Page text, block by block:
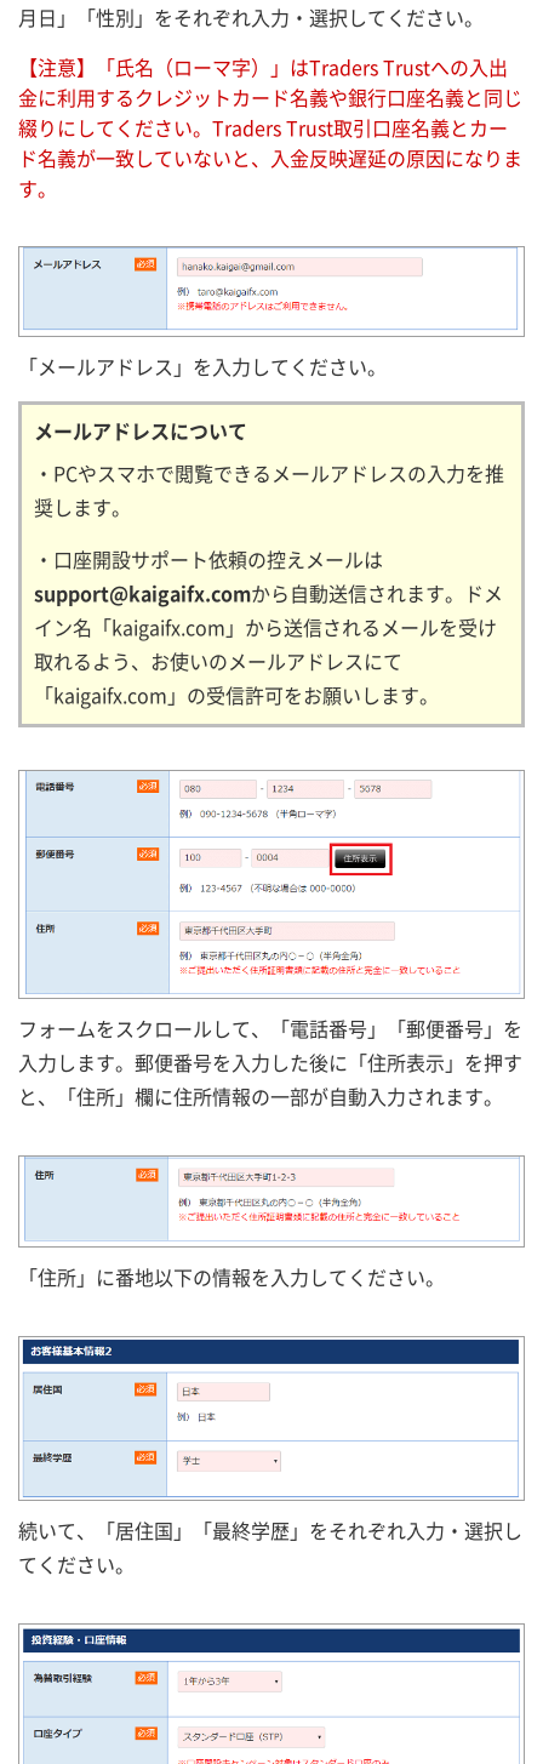
月日」「性別」をそれぞれ入力・選択してください。
【注意】「氏名（ローマ字）」はTraders Trustへの入出
金に利用するクレジットカード名義や銀行口座名義と同じ
綴りにしてください。Traders Trust取引口座名義とカー
ド名義が一致していないと、入金反映遅延の原因になりま
す。
「メールアドレス」を入力してください。
メールアドレスについて
・PCやスマホで閲覧できるメールアドレスの入力を推
奨します。
・口座開設サポート依頼の控えメールは
support@kaigaifx.comから自動送信されます。ドメ
イン名「kaigaifx.com」から送信されるメールを受け
取れるよう、お使いのメールアドレスにて
「kaigaifx.com」の受信許可をお願いします。
フォームをスクロールして、「電話番号」「郵便番号」を
入力します。郵便番号を入力した後に「住所表示」を押す
と、「住所」欄に住所情報の一部が自動入力されます。
「住所」に番地以下の情報を入力してください。
続いて、「居住国」「最終学歴」をそれぞれ入力・選択し
てください。